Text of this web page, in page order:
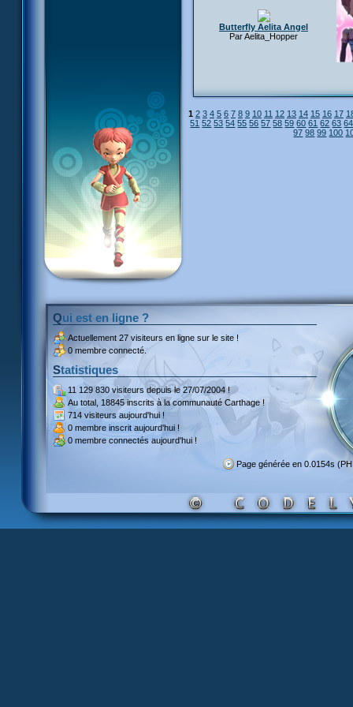
Butterfly Aelita Angel
Par Aelita_Hopper
1 2 3 4 5 6 7 8 9 10 11 12 13 14 15 16 17
51 52 53 54 55 56 57 58 59 60 61 62 63 64
97 98 99 100
Qui est en ligne ?
Actuellement 27 visiteurs en ligne sur le site !
0 membre connecté.
Statistiques
11 129 830 visiteursdepuis le 27/07/2004 !
Au total, 18845 inscritsà la communauté Carthage !
714 visiteurs aujourd'hui !
0 membre inscrit aujourd'hui !
0 membre connectés aujourd'hui !
Page générée en 0.0154s